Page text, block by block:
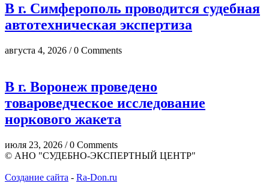
В г. Симферополь проводится судебная
автотехническая экспертиза
августа 4, 2026 / 0 Comments
В г. Воронеж проведено
товароведческое исследование
норкового жакета
июля 23, 2026 / 0 Comments
© АНО "СУДЕБНО-ЭКСПЕРТНЫЙ ЦЕНТР"
Создание сайта - Ra-Don.ru